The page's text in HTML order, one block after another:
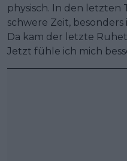
physisch. In den letzten
schwere Zeit, besonders
Da kam der letzte
Jetzt fühle ich mich